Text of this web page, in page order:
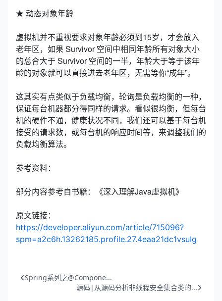
★ 动态对象年龄
虚拟机并不重视要求对象年龄必须到15岁，才会放入
老年区，如果 Survivor 空间中相同年龄所有对象大小
的总合大于 Survivor 空间的一半，年龄大于等于该年
龄的对象就可以直接进去老年区，无需等你“成年”。
这其实有点类似于负载均衡，轮询是负载均衡的一种，
保证每台机器都分得同样的请求。看似很均衡，但每台
机的硬件不通，健康状况不同，我们还可以基于每台机
接受的请求数，或每台机的响应时间等，来调整我们的
负载均衡算法。
参考资料：
部分内容参考自书籍：《深入理解Java虚拟机》
原文链接：
https://developer.aliyun.com/article/715096?
spm=a2c6h.13262185.profile.27.4eaa21dc1vsuIg
Spring系列之@Compone...
源码|从源码分析非线程安全集合类的...